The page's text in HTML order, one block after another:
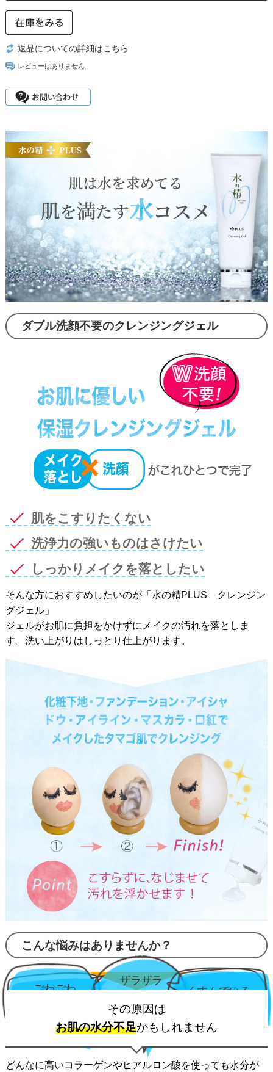
返品についての詳細はこちら
レビューはありません
ダブル洗顔不要のクレンジングジェル
肌をこすりたくない
洗浄力の強いものはさけたい
しっかりメイクを落としたい
そんな方におすすめしたいのが「水の精PLUS クレンジン
グジェル」
ジェルがお肌に負担をかけずにメイクの汚れを落としま
す。洗い上がりはしっとり仕上がります。
こんな悩みはありませんか？
毛穴が
ザラザラ
つっぱる
ごわごわ くすんでいる
その原因は
お肌の水分不足かもしれません
どんなに高いコラーゲンやヒアルロン酸を使っても水分が